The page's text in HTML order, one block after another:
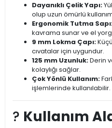
Dayanıklı Çelik Yapı:
olup uzun ömürlü
Ergonomik Tutma
kavrama sunar ve el
9 mm Lokma Çapı:
cıvatalar için uygundur.
125 mm Uzunluk:Derin
kolaylığı sağlar.
Çok Yönlü Kullanım:
işlemlerinde kullanılabilir.
?️ Kullanım